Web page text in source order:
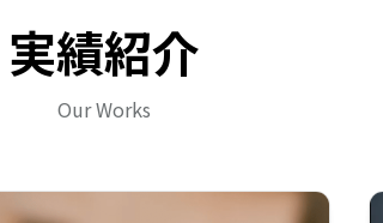
実績紹介
Our Works